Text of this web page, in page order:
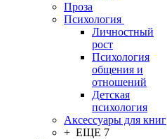
Проза
Психология
Личностный
рост
Психология
общения и
отношений
Детская
психология
Аксессуары для книг
+ ЕЩЕ 7